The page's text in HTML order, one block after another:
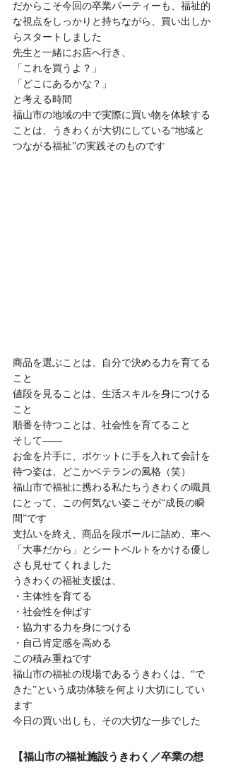
だからこそ今回の卒業パーティーも、福祉的
な視点をしっかりと持ちながら、買い出しか
らスタートしました
先生と一緒にお店へ行き、
「これを買うよ？」
「どこにあるかな？」
と考える時間
福山市の地域の中で実際に買い物を体験する
ことは、うきわくが大切にしている“地域と
つながる福祉”の実践そのものです
商品を選ぶことは、自分で決める力を育てる
こと
値段を見ることは、生活スキルを身につける
こと
順番を待つことは、社会性を育てること
そして——
お金を片手に、ポケットに手を入れて会計を
待つ姿は、どこかベテランの風格（笑）
福山市で福祉に携わる私たちうきわくの職員
にとって、この何気ない姿こそが“成長の瞬
間”です
支払いを終え、商品を段ボールに詰め、車へ
「大事だから」とシートベルトをかける優し
さも見せてくれました
うきわくの福祉支援は、
・主体性を育てる
・社会性を伸ばす
・協力する力を身につける
・自己肯定感を高める
この積み重ねです
福山市の福祉の現場であるうきわくは、“で
きた”という成功体験を何より大切にしてい
ます
今日の買い出しも、その大切な一歩でした
【福山市の福祉施設うきわく／卒業の想